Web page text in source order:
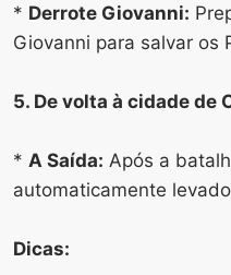
* Derrote Giovanni:
Giovanni para salvar os
5. De volta à cidade de
* A Saída: Após a
automaticamente
Dicas: